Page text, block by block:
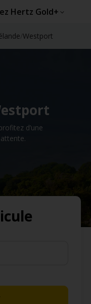
Hertz Gold+
Westport
d’une